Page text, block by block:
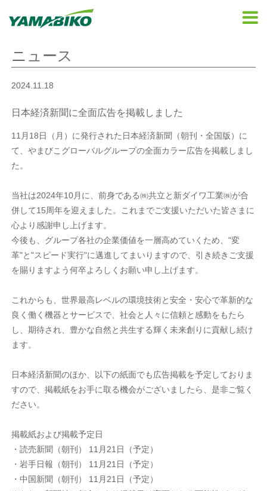
ニュース
2024.11.18
日本経済新聞に全面広告を掲載しました
11月18日（月）に発行された日本経済新聞（朝刊・全国版）に
て、やまびこグローバルグループの全面カラー広告を掲載しまし
た。
当社は2024年10月に、前身である㈱共立と新ダイワ工業㈱が合
併して15周年を迎えました。これまでご支援いただいた皆さまに
心より感謝申し上げます。
今後も、グループ各社の企業価値を一層高めていくため、"変
革"と"スピード実行"に邁進してまいりますので、引き続きご支援
を賜りますよう何卒よろしくお願い申し上げます。
これからも、世界最高レベルの環境技術と安全・安心で革新的な
良く働く機器とサービスで、社会と人々に信頼と感動をもたら
し、期待され、豊かな自然と共生する輝く未来創りに貢献し続け
ます。
日本経済新聞のほか、以下の紙面でも広告掲載を予定しておりま
すので、掲載紙をお手に取る機会がございましたら、是非ご覧く
ださい。
掲載紙および掲載予定日
・読売新聞（朝刊） 11月21日（予定）
・岩手日報（朝刊） 11月21日（予定）
・中国新聞（朝刊） 11月21日（予定）